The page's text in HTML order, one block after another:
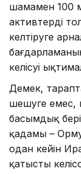
шамамен 100
активтерді
келтіруге
келісуі
Демек,
шешуге емес,
басымдық
қадамы –
одан кейін
қатысты